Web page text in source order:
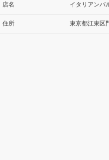
店名 イタリアンバ
住所 東京都江東区